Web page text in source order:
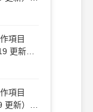
項目
更新）
項目
新）